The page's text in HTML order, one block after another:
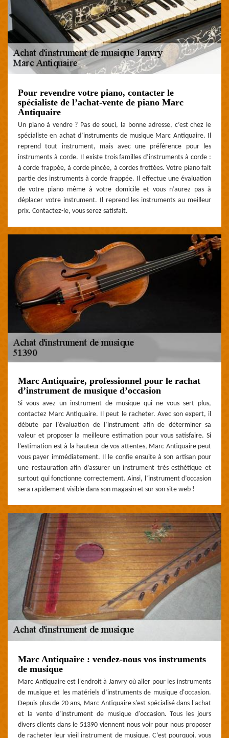
Pour revendre votre piano, contacter le
spécialiste de l’achat-vente de piano Marc
Antiquaire
Un piano à vendre ? Pas de souci, la bonne adresse, c’est chez le
spécialiste en achat d’instruments de musique Marc Antiquaire. Il
reprend tout instrument, mais avec une préférence pour les
instruments à corde. Il existe trois familles d’instruments à corde :
à corde frappée, à corde pincée, à cordes frottées. Votre piano fait
partie des instruments à corde frappée. Il effectue une évaluation
de votre piano même à votre domicile et vous n’aurez pas à
déplacer votre instrument. Il reprend les instruments au meilleur
prix. Contactez-le, vous serez satisfait.
Marc Antiquaire, professionnel pour le rachat
d’instrument de musique d’occasion
Si vous avez un instrument de musique qui ne vous sert plus,
contactez Marc Antiquaire. Il peut le racheter. Avec son expert, il
débute par l’évaluation de l’instrument afin de déterminer sa
valeur et proposer la meilleure estimation pour vous satisfaire. Si
l’estimation est à la hauteur de vos attentes, Marc Antiquaire peut
vous payer immédiatement. Il le confie ensuite à son artisan pour
une restauration afin d’assurer un instrument très esthétique et
surtout qui fonctionne correctement. Ainsi, l’instrument d’occasion
sera rapidement visible dans son magasin et sur son site web !
Marc Antiquaire : vendez-nous vos instruments
de musique
Marc Antiquaire est l'endroit à Janvry où aller pour les instruments
de musique et les matériels d’instruments de musique d'occasion.
Depuis plus de 20 ans, Marc Antiquaire s'est spécialisé dans l'achat
et la vente d’instrument de musique d'occasion. Tous les jours
divers clients dans le 51390 viennent nous voir pour nous proposer
de racheter leur vieil instrument de musique. C’est pourquoi, vous